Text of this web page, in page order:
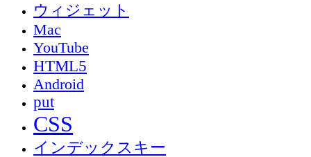
ウィジェット
Mac
YouTube
HTML5
Android
put
CSS
インデックスキー